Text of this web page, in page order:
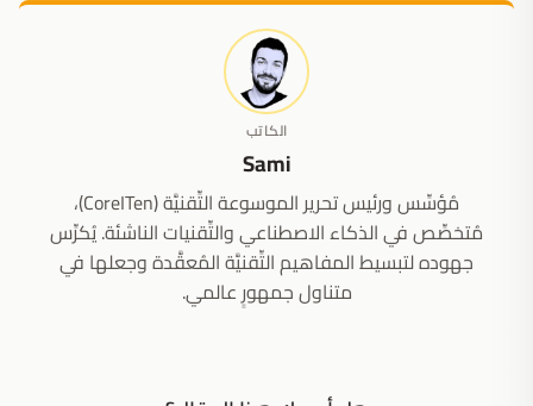
الكاتب
Sami
مُؤسِّس ورئيس تحرير الموسوعة التِّقنيَّة (CoreITen)،
مُتخصِّص في الذكاء الاصطناعي والتِّقنيات الناشئة. يُكرِّس
جهوده لتبسيط المفاهيم التِّقنيَّة المُعقَّدة وجعلها في
متناول جمهورٍ عالمي.